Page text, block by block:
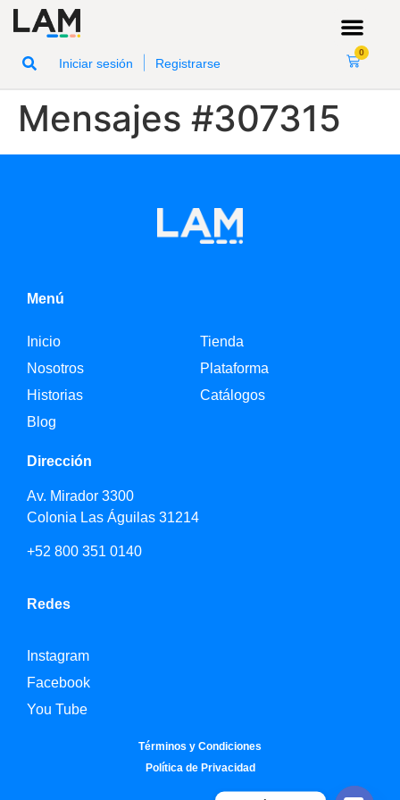
Iniciar sesión Registrarse
0
Mensajes #307315
Menú
Inicio
Nosotros
Historias
Blog
Tienda
Plataforma
Catálogos
Dirección
Av. Mirador 3300
Colonia Las Águilas 31214
+52 800 351 0140
Redes
Instagram
Facebook
You Tube
Términos y Condiciones
Política de Privacidad